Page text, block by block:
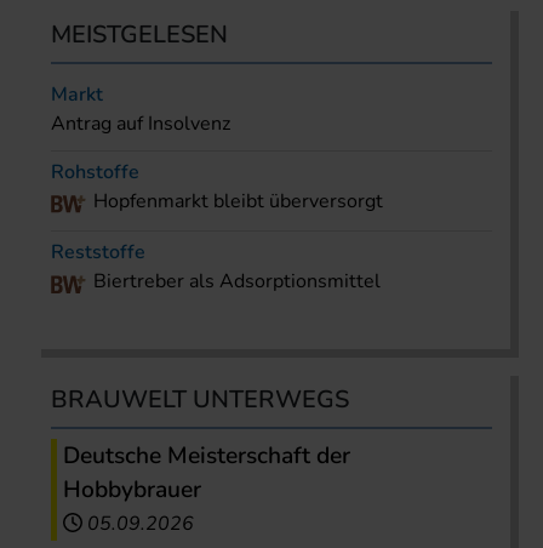
MEISTGELESEN
Markt
Antrag auf Insolvenz
Rohstoffe
Hopfenmarkt bleibt überversorgt
Reststoffe
Biertreber als Adsorptionsmittel
BRAUWELT UNTERWEGS
Deutsche Meisterschaft der
Hobbybrauer
05.09.2026